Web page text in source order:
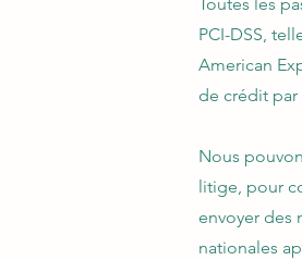
Toutes les
PCI-DSS,
American
de crédit par
Nous
litige, pour
envoyer des
nationales